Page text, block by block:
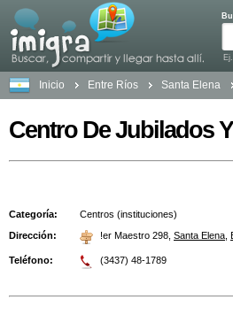
Inicio Entre Ríos Santa Elena
Centro De Jubilados
Categoría:
Centros (instituciones)
Dirección:
!er Maestro 298 Santa Elena
Teléfono: (3437) 48-1789